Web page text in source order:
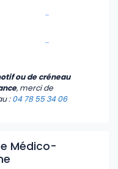
-
-
ou de créneau
, merci de
:04 78 55 34 06
Médico-